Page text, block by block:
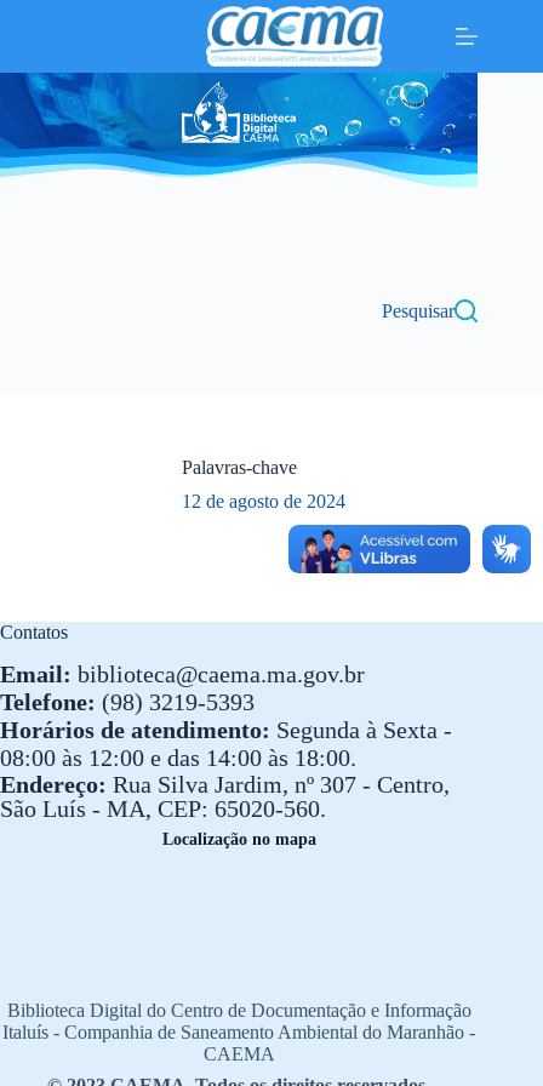
conteúdo
Pesquisar
Palavras-chave
12 de agosto de 2024
Contatos
Email: biblioteca@caema.ma.gov.br
Telefone: (98) 3219-5393
Horários de atendimento: Segunda à Sexta -
08:00 às 12:00 e das 14:00 às 18:00.
Endereço: Rua Silva Jardim, nº 307 - Centro,
São Luís - MA, CEP: 65020-560.
Localização no mapa
Biblioteca Digital do Centro de Documentação e Informação
Italuís - Companhia de Saneamento Ambiental do Maranhão -
CAEMA